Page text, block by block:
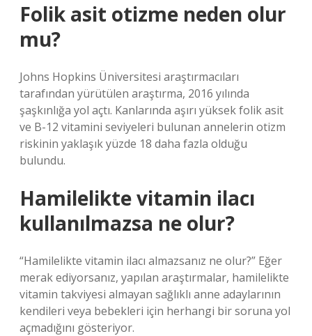
Folik asit otizme neden olur
mu?
Johns Hopkins Üniversitesi araştırmacıları
tarafından yürütülen araştırma, 2016 yılında
şaşkınlığa yol açtı. Kanlarında aşırı yüksek folik asit
ve B-12 vitamini seviyeleri bulunan annelerin otizm
riskinin yaklaşık yüzde 18 daha fazla olduğu
bulundu.
Hamilelikte vitamin ilacı
kullanılmazsa ne olur?
“Hamilelikte vitamin ilacı almazsanız ne olur?” Eğer
merak ediyorsanız, yapılan araştırmalar, hamilelikte
vitamin takviyesi almayan sağlıklı anne adaylarının
kendileri veya bebekleri için herhangi bir soruna yol
açmadığını gösteriyor.